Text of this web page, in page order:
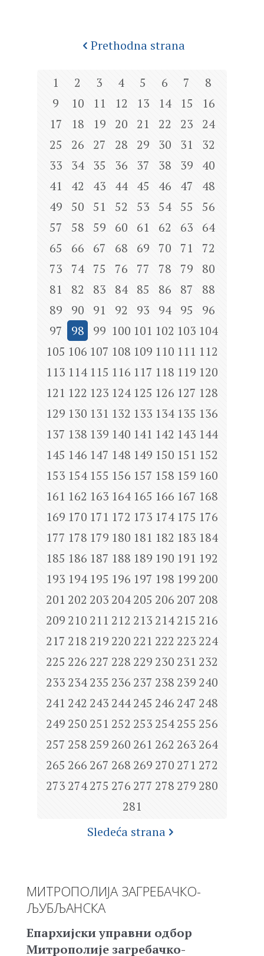
Prethodna strana
1 2 3 4 5 6 7
8
9
10 11 12 13 14 15
16
17
18 19 20 21 22 23
24
25
26 27 28 29 30 31
32
33
34 35 36 37 38 39
40
41
42 43 44 45 46 47
48
49
50 51 52 53 54 55
56
57
58 59 60 61 62 63
64
65
66 67 68 69 70 71
72
73
74 75 76 77 78 79
80
81
82 83 84 85 86 87
88
89
90 91 92 93 94 95
96
97
98 99 100 101 102 103 104
105 106 107 108 109 110 111 112
113 114 115 116 117 118 119 120
121 122 123 124 125 126 127 128
129 130 131 132 133 134 135 136
137 138 139 140 141 142 143 144
145 146 147 148 149 150 151 152
153 154 155 156 157 158 159 160
161 162 163 164 165 166 167 168
169 170 171 172 173 174 175 176
177 178 179 180 181 182 183 184
185 186 187 188 189 190 191 192
193 194 195 196 197 198 199 200
201 202 203 204205 206 207 208
209 210 211 212 213 214215 216
217 218 219 220 221 222 223 224
225 226 227 228 229 230 231 232
233 234235 236 237 238 239 240
241 242 243 244245 246 247 248
249 250 251 252 253 254255 256
257 258 259 260 261 262 263 264
265 266 267 268 269 270 271 272
273 274275 276 277 278 279 280
281
Sledeća strana
МИТРОПОЛИЈА ЗАГРЕБАЧКО-
ЉУБЉАНСКА
Епархијски управни одбор
Митрополије загребачко-